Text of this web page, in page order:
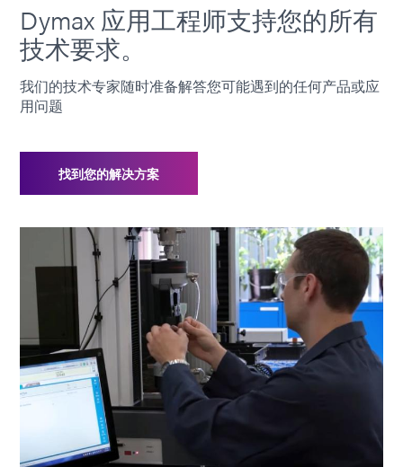
Dymax 应用工程师支持您的所有
技术要求。
我们的技术专家随时准备解答您可能遇到的任何产品或应
用问题
找到您的解决方案